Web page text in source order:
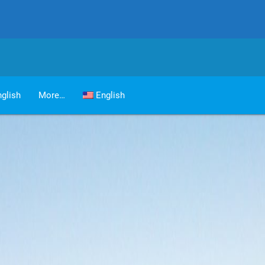
More… English